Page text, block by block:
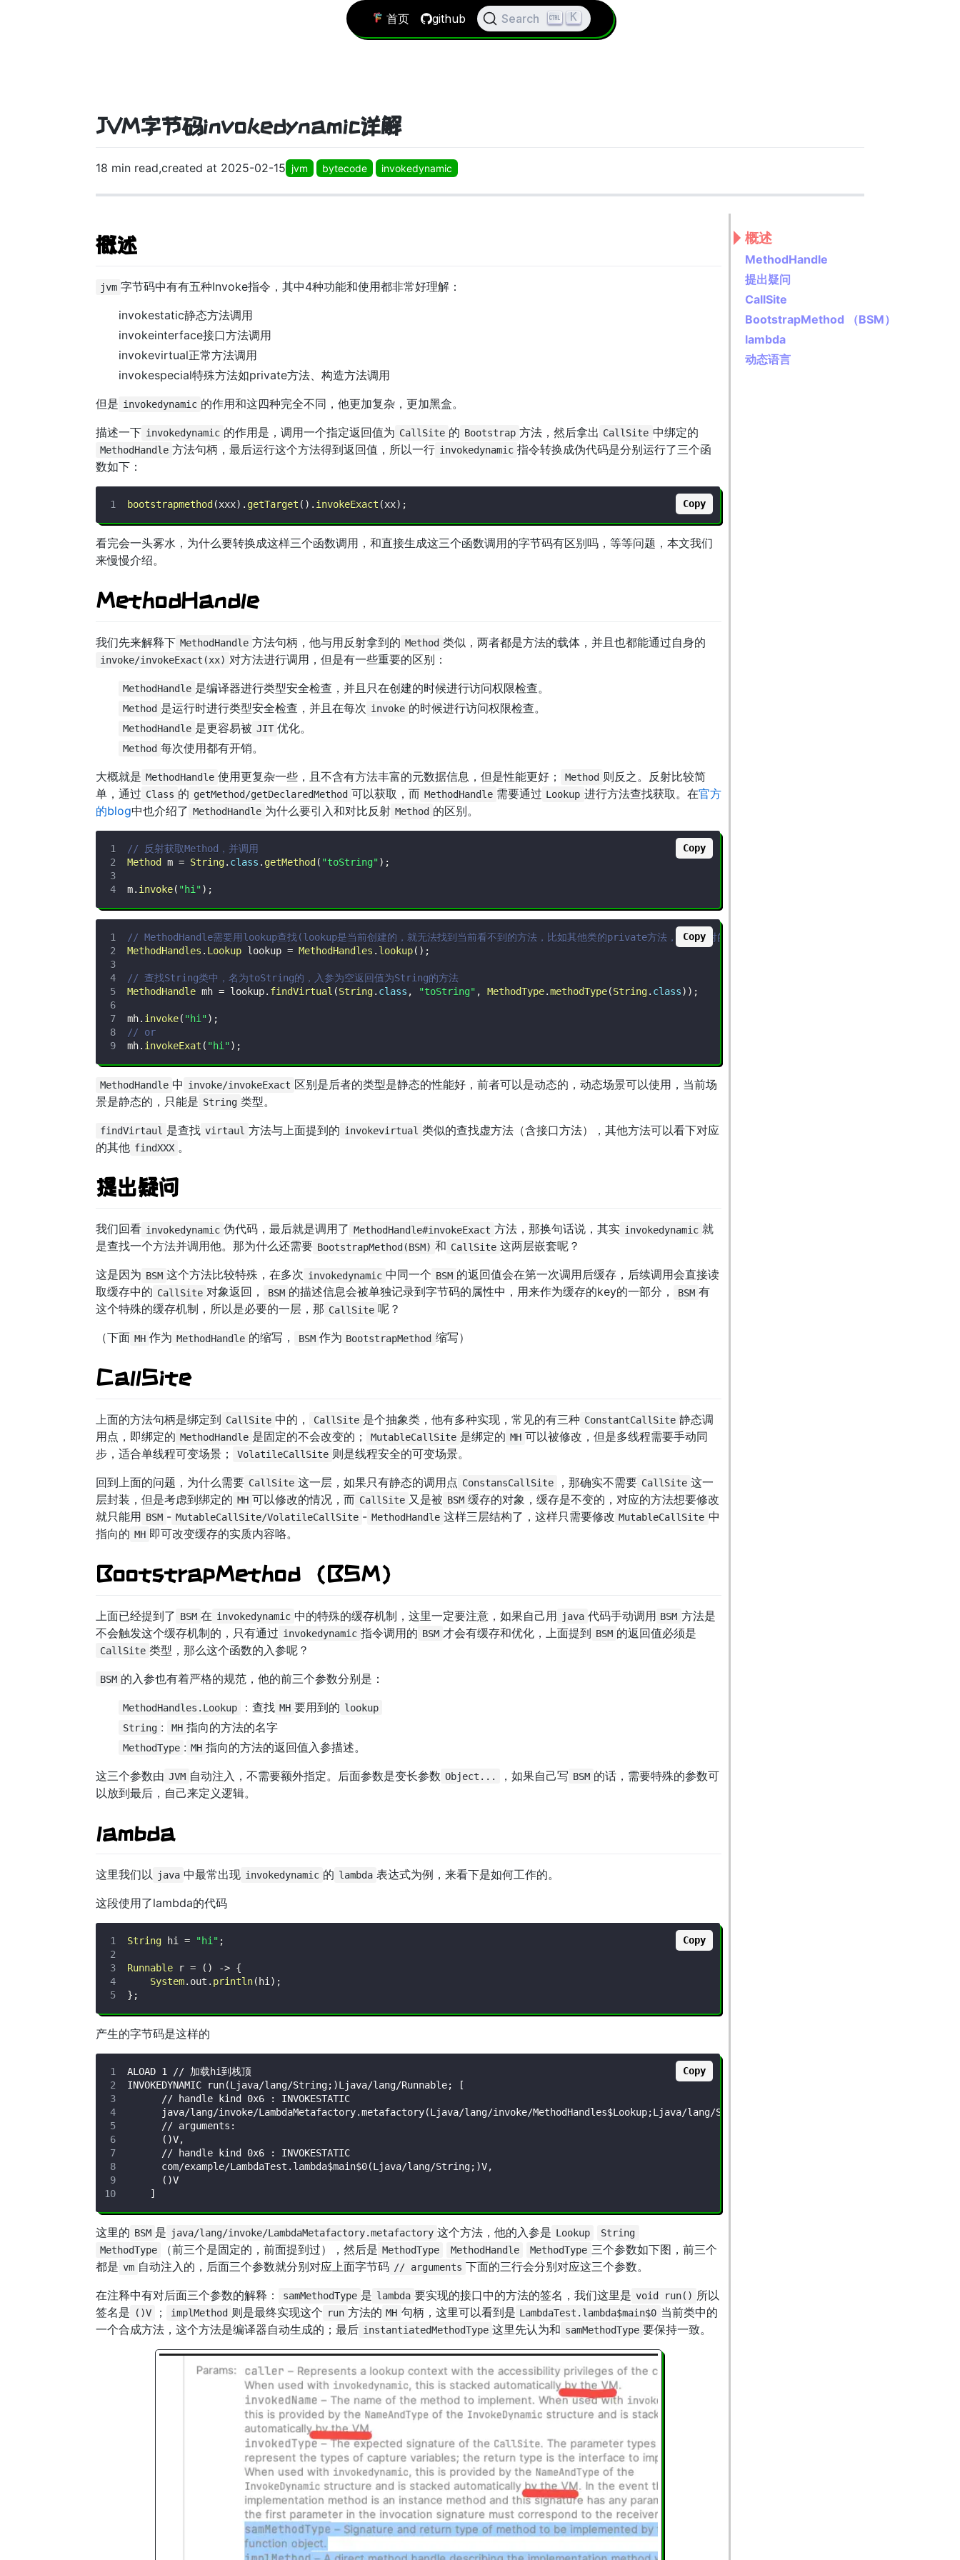
首页 github Search K
JVM字节码invokedynamic详解
18 min read,created at 2025-02-15 jvm bytecode invokedynamic
概述
jvm 字节码中有有五种Invoke指令，其中4种功能和使用都非常好理解：
invokestatic静态方法调用
invokeinterface接口方法调用
invokevirtual正常方法调用
invokespecial特殊方法如private方法、构造方法调用
但是 invokedynamic 的作用和这四种完全不同，他更加复杂，更加黑盒。
描述一下 invokedynamic 的作用是，调用一个指定返回值为 CallSite 的 Bootstrap 方法，然后拿出 CallSite 中绑定的
MethodHandle 方法句柄，最后运行这个方法得到返回值，所以一行 invokedynamic 指令转换成伪代码是分别运行了三个函
数如下：
bootstrapmethod (xxx) . getTarget ( ) . invokeExact (xx) ; Copy
看完会一头雾水，为什么要转换成这样三个函数调用，和直接生成这三个函数调用的字节码有区别吗，等等问题，本文我们
来慢慢介绍。
MethodHandle
我们先来解释下 MethodHandle 方法句柄，他与用反射拿到的 Method 类似，两者都是方法的载体，并且也都能通过自身的
invoke/invokeExact(xx) 对方法进行调用，但是有一些重要的区别：
MethodHandle 是编译器进行类型安全检查，并且只在创建的时候进行访问权限检查。
Method 是运行时进行类型安全检查，并且在每次 invoke 的时候进行访问权限检查。
MethodHandle 是更容易被 JIT 优化。
Method 每次使用都有开销。
大概就是 MethodHandle 使用更复杂一些，且不含有方法丰富的元数据信息，但是性能更好； Method 则反之。反射比较简
单，通过 Class 的 getMethod/getDeclaredMethod 可以获取，而 MethodHandle 需要通过 Lookup 进行方法查找获取。在官方
的blog中也介绍了 MethodHandle 为什么要引入和对比反射 Method 的区别。
// 反射获取Method，并调用
Method
m = String. class . getMethod ( "toString") ;
m. invoke( "hi") ;
Copy
// MethodHandle需要用lookup查找(lookup是当前创建的，就无法找到当前看不到的方法，比如其他类的private方法，相比反射的后门写法更安全)
MethodHandles . Lookup lookup = MethodHandles . lookup( ) ;
// 查找String类中，名为toString的，入参为空返回值为String的方法
MethodHandle mh = lookup. findVirtual (String. class , "toString" , MethodType.methodType(String. class) ) ;
mh. invoke( "hi") ;
// or
mh. invokeExat ( "hi") ;
Copy
MethodHandle 中 invoke/invokeExact 区别是后者的类型是静态的性能好，前者可以是动态的，动态场景可以使用，当前场
景是静态的，只能是 String 类型。
findVirtaul 是查找 virtaul 方法与上面提到的 invokevirtual 类似的查找虚方法（含接口方法），其他方法可以看下对应
的其他 findXXX 。
提出疑问
我们回看 invokedynamic 伪代码，最后就是调用了 MethodHandle#invokeExact 方法，那换句话说，其实 invokedynamic 就
是查找一个方法并调用他。那为什么还需要 BootstrapMethod(BSM) 和 CallSite 这两层嵌套呢？
这是因为 BSM 这个方法比较特殊，在多次 invokedynamic 中同一个 BSM 的返回值会在第一次调用后缓存，后续调用会直接读
取缓存中的 CallSite 对象返回， BSM 的描述信息会被单独记录到字节码的属性中，用来作为缓存的key的一部分， BSM 有
这个特殊的缓存机制，所以是必要的一层，那 CallSite 呢？
（下面 MH 作为 MethodHandle 的缩写， BSM 作为 BootstrapMethod 缩写）
CallSite
上面的方法句柄是绑定到 CallSite 中的， CallSite 是个抽象类，他有多种实现，常见的有三种 ConstantCallSite 静态调
用点，即绑定的 MethodHandle 是固定的不会改变的； MutableCallSite 是绑定的 MH 可以被修改，但是多线程需要手动同
步，适合单线程可变场景；
VolatileCallSite 则是线程安全的可变场景。
回到上面的问题，为什么需要 CallSite 这一层，如果只有静态的调用点 ConstansCallSite ，那确实不需要 CallSite 这一
层封装，但是考虑到绑定的 MH 可以修改的情况，而 CallSite 又是被 BSM 缓存的对象，缓存是不变的，对应的方法想要修改
就只能用 BSM - MutableCallSite/VolatileCallSite - MethodHandle 这样三层结构了，这样只需要修改 MutableCallSite 中
指向的 MH 即可改变缓存的实质内容咯。
BootstrapMethod （BSM）
上面已经提到了 BSM 在 invokedynamic 中的特殊的缓存机制，这里一定要注意，如果自己用 java 代码手动调用 BSM 方法是
不会触发这个缓存机制的，只有通过 invokedynamic 指令调用的 BSM 才会有缓存和优化，上面提到 BSM 的返回值必须是
CallSite 类型，那么这个函数的入参呢？
BSM 的入参也有着严格的规范，他的前三个参数分别是：
MethodHandles.Lookup ：查找 MH 要用到的 lookup
String : MH 指向的方法的名字
MethodType : MH 指向的方法的返回值入参描述。
这三个参数由 JVM 自动注入，不需要额外指定。后面参数是变长参数 Object... ，如果自己写 BSM 的话，需要特殊的参数可
以放到最后，自己来定义逻辑。
lambda
这里我们以 java 中最常出现 invokedynamic 的 lambda 表达式为例，来看下是如何工作的。
这段使用了lambda的代码
String hi = "hi" ;
Runnable r = ( ) -> {
System. out . println( hi ) ;
} ;
Copy
产生的字节码是这样的
Copy
这里的 BSM 是 java/lang/invoke/LambdaMetafactory.metafactory 这个方法，他的入参是 Lookup
String
MethodType
（前三个是固定的，前面提到过），然后是 MethodType MethodHandle MethodType 三个参数如下图，前三个
都是 vm 自动注入的，后面三个参数就分别对应上面字节码 // arguments 下面的三行会分别对应这三个参数。
在注释中有对后面三个参数的解释：
samMethodType 是 lambda 要实现的接口中的方法的签名，我们这里是 void run() 所以
签名是
()V ； implMethod 则是最终实现这个 run 方法的 MH 句柄，这里可以看到是 LambdaTest.lambda$main$0 当前类中的
一个合成方法，这个方法是编译器自动生成的；最后 instantiatedMethodType 这里先认为和 samMethodType 要保持一致。
概述
MethodHandle
提出疑问
CallSite
BootstrapMethod （BSM）
lambda
动态语言